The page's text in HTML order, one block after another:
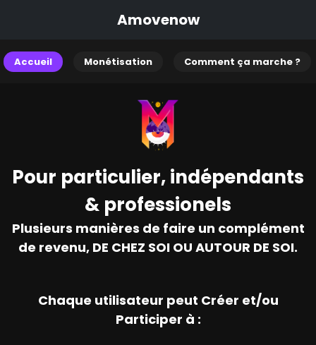
Amovenow
Accueil Monétisation Comment ça marche ?
Pour particulier, indépendants
& professionels
Plusieurs manières de faire un complément
de revenu, DE CHEZ SOI OU AUTOUR DE SOI.
Chaque utilisateur peut Créer et/ou
Participer à :